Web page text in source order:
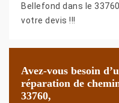
Bellefond dans le
votre devis !!!
Avez-vous besoin
réparation de
33760,